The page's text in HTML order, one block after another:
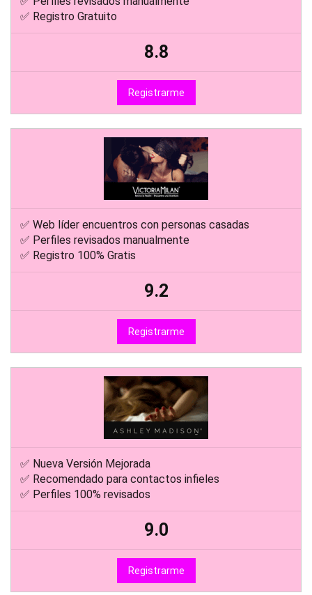
✅ Registro Gratuito
8.8
Registrarme
✅ Web líder encuentros con personas casadas
✅ Perfiles revisados manualmente
✅ Registro 100% Gratis
9.2
Registrarme
✅ Nueva Versión Mejorada
✅ Recomendado para contactos infieles
✅ Perfiles 100% revisados
9.0
Registrarme